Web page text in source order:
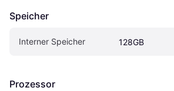
Speicher
Interner Speicher 128GB
Prozessor